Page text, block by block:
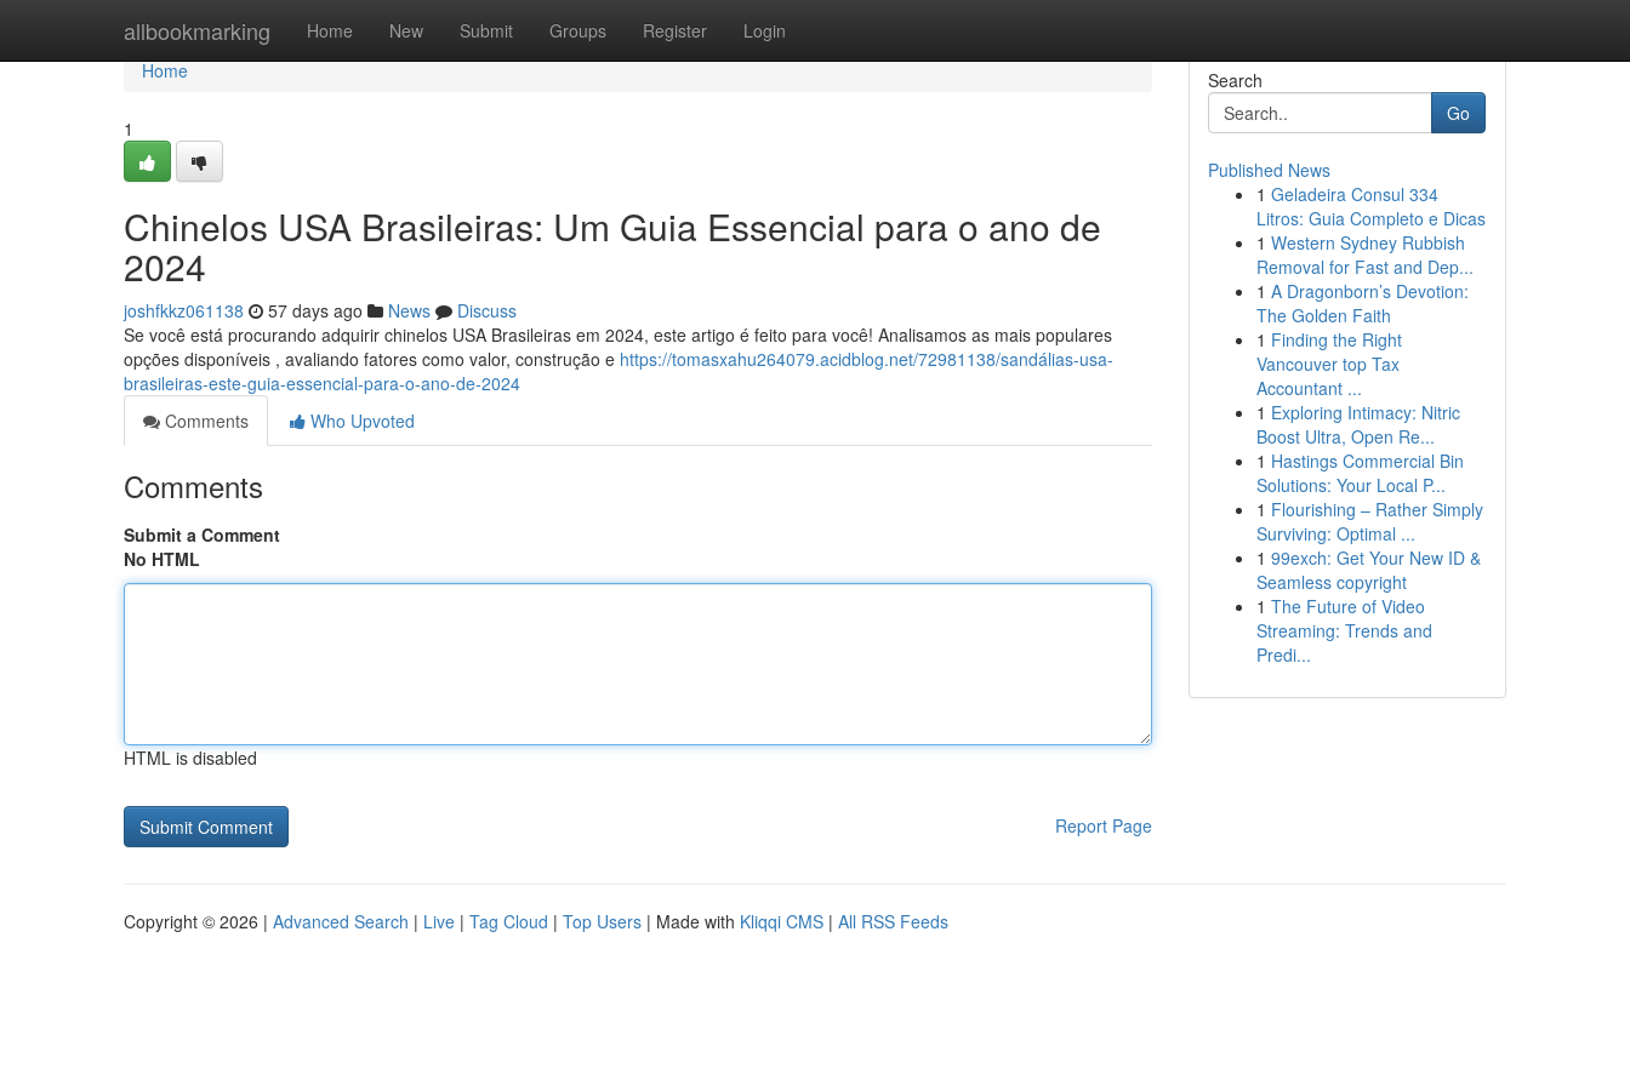
allbookmarking Home New Submit Groups Register Login
Home
Home
1
Chinelos USA Brasileiras: Um Guia Essencial para o ano de
2024
joshfkkz061138 57 days ago News
Discuss
Se você está procurando adquirir chinelos USA Brasileiras em 2024, este artigo é feito para você! Analisamos as mais populares
opções disponíveis , avaliando fatores como valor, construção e https://tomasxahu264079.acidblog.net/72981138/sandálias-usa-
brasileiras-este-guia-essencial-para-o-ano-de-2024
Comments
Who Upvoted
Comments
Submit a Comment
No HTML
HTML is disabled
Report Page
Search
Go
Published News
1 Geladeira Consul 334
Litros: Guia Completo e Dicas
1 Western Sydney Rubbish
Removal for Fast and Dep...
1 A Dragonborn’s Devotion:
The Golden Faith
1 Finding the Right
Vancouver top Tax
Accountant ...
1 Exploring Intimacy: Nitric
Boost Ultra, Open Re...
1 Hastings Commercial Bin
Solutions: Your Local P...
1 Flourishing – Rather Simply
Surviving: Optimal ...
1 99exch: Get Your New ID &
Seamless copyright
1 The Future of Video
Streaming: Trends and
Predi...
Copyright © 2026 | Advanced Search | Live | Tag Cloud | Top Users | Made with Kliqqi CMS | All RSS Feeds